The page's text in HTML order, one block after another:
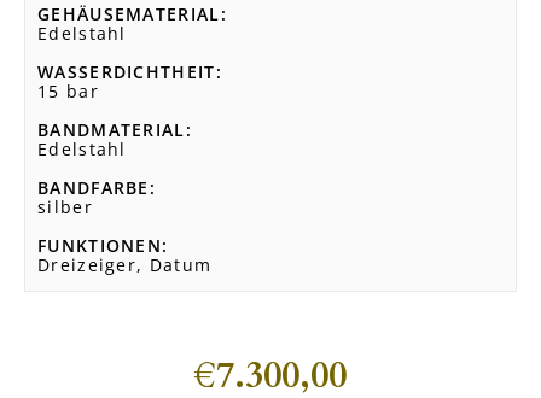
GEHÄUSEMATERIAL
Edelstahl
WASSERDICHTHEIT
15 bar
BANDMATERIAL
Edelstahl
BANDFARBE
silber
FUNKTIONEN
Dreizeiger, Datum
€7.300,00